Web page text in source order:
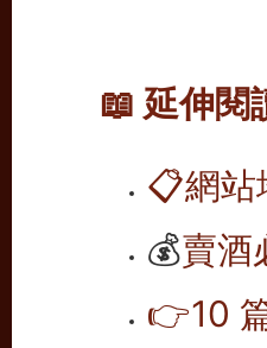
📖 延伸閱
📋網站
💰賣酒
👉10